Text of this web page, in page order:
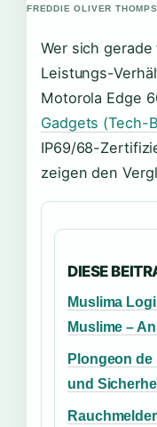
FREDDIE OLIVER
Wer sich
Leistungs-
Motorola Edge
Gadgets (Tech-
IP69/68-
zeigen den
DIESE
Muslima
Muslime –
Plongeon
und